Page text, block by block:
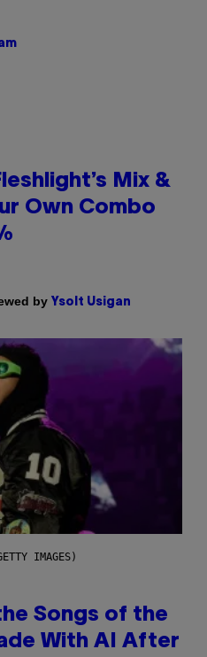
Mix &
Own Combo
by Ysolt Usigan
IMAGES)
Songs of the
With AI After